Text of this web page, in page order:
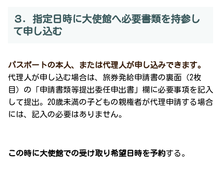
３．指定日時に大使館へ必要書類を持参し
て申し込む
パスポートの本人、または代理人が申し込みできます。
代理人が申し込む場合は、旅券発給申請書の裏面（2枚
目）の「申請書類等提出委任申出書」欄に必要事項を記入
して提出。20歳未満の子どもの親権者が代理申請する場合
には、記入の必要はありません。
この時に大使館での受け取り希望日時を予約する。